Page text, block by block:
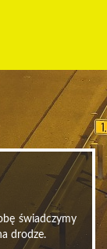
świadczymy
drodze.